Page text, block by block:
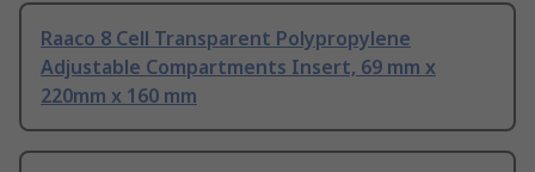
Raaco 8 Cell Transparent Polypropylene
Adjustable Compartments Insert, 69 mm x
220mm x 160 mm